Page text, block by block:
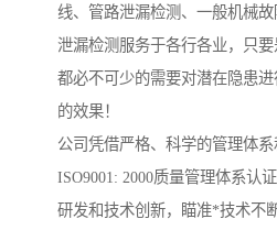
线、管路泄漏检测、一般机械故
泄漏检测服务于各行各业，只要
都必不可少的需要对潜在隐患
的效果！
公司凭借严格、科学的管理体
ISO9001: 2000质量管理体系认
研发和技术创新，瞄准*技术不